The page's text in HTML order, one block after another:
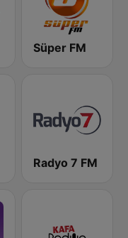
Süper FM
Radyo 7 FM